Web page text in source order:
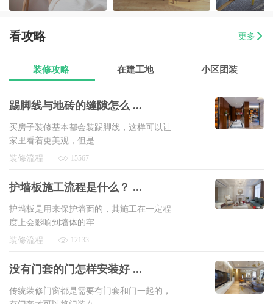
看攻略 更多
装修攻略 在建工地 小区团装
踢脚线与地砖的缝隙怎么 ...
买房子装修基本都会装踢脚线，这样可以让
家里看着更美观，但是 ...
装修流程
15567
护墙板施工流程是什么？ ...
护墙板是用来保护墙面的，其施工在一定程
度上会影响到墙体的牢 ...
装修流程
12133
没有门套的门怎样安装好 ...
传统装修门窗都是需要有门套和门一起的，